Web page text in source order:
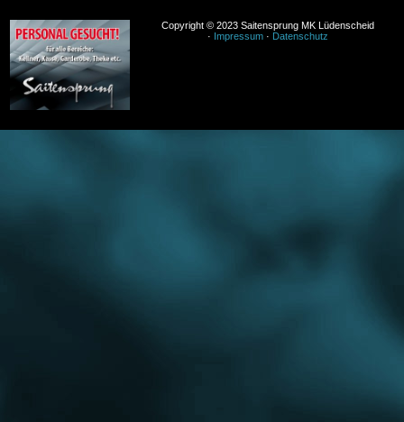
Copyright © 2023 Saitensprung MK Lüdenscheid
· Impressum· Datenschutz